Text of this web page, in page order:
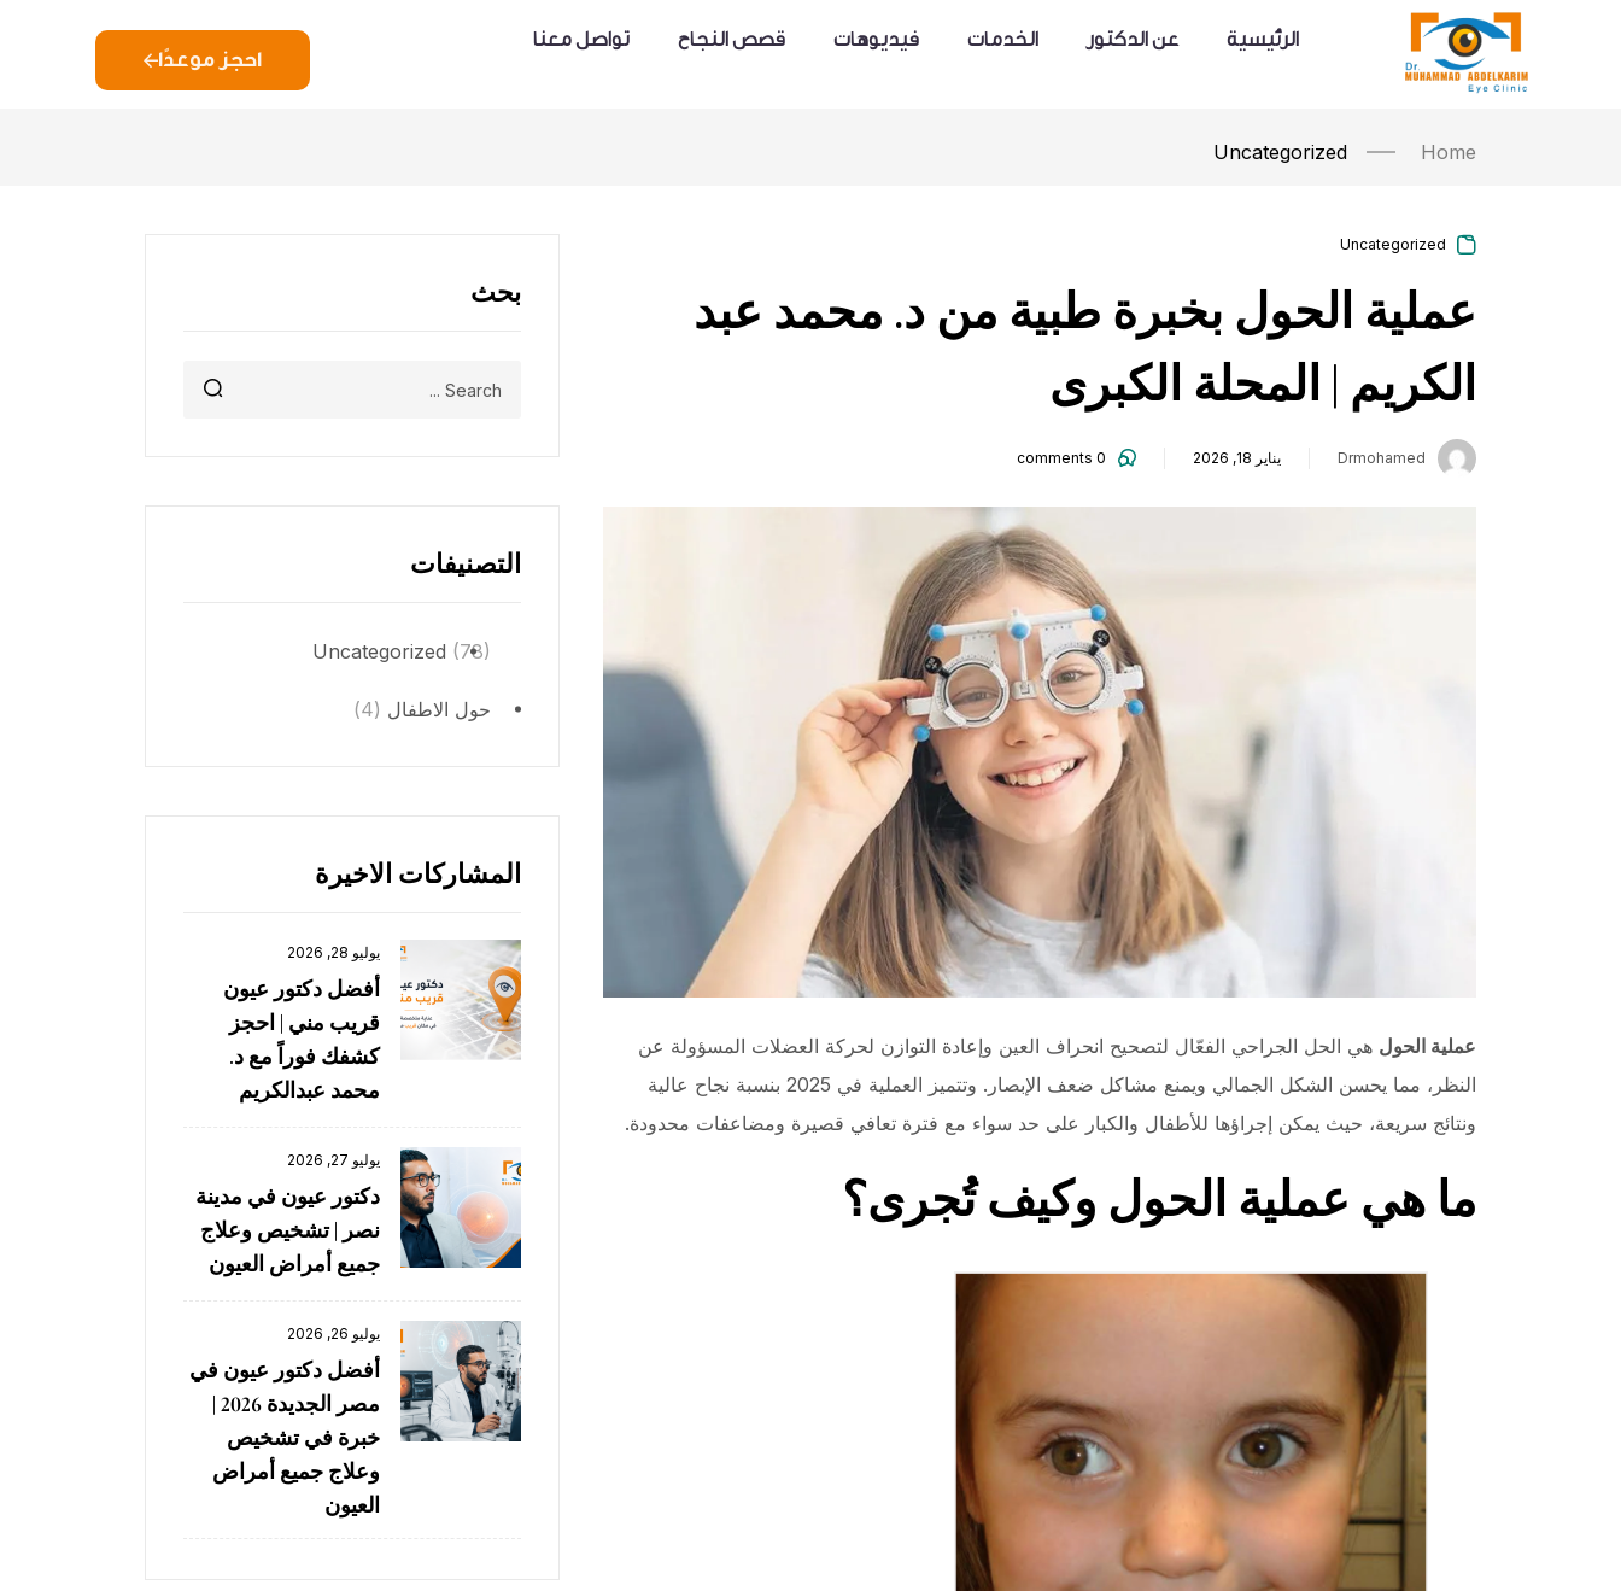
الرئيسية عن الدكتور الخدمات فيديوهات قصص النجاح
تواصل معنا
احجز موعدًا
Home
Uncategorized
بحث
التصنيفات
Uncategorized (78)
حول الاطفال (4)
المشاركات الاخيرة
يوليو 28, 2026
أفضل دكتور عيون
قريب مني | احجز
كشفك فوراً مع د.
محمد عبدالكريم
يوليو 27, 2026
دكتور عيون في مدينة
نصر | تشخيص وعلاج
جميع أمراض العيون
يوليو 26, 2026
أفضل دكتور عيون في
مصر الجديدة 2026 |
خبرة في تشخيص
وعلاج جميع أمراض
العيون
Uncategorized
عملية الحول بخبرة طبية من د. محمد عبد
الكريم | المحلة الكبرى
Drmohamed يناير 18, 2026 0
عملية الحول هي الحل الجراحي الفعّال لتصحيح انحراف العين وإعادة التوازن لحركة العضلات المسؤولة عن
النظر، مما يحسن الشكل الجمالي ويمنع مشاكل ضعف الإبصار. وتتميز العملية في 2025 بنسبة نجاح عالية
ونتائج سريعة، حيث يمكن إجراؤها للأطفال والكبار على حد سواء مع فترة تعافي قصيرة ومضاعفات محدودة.
ما هي عملية الحول وكيف تُجرى؟